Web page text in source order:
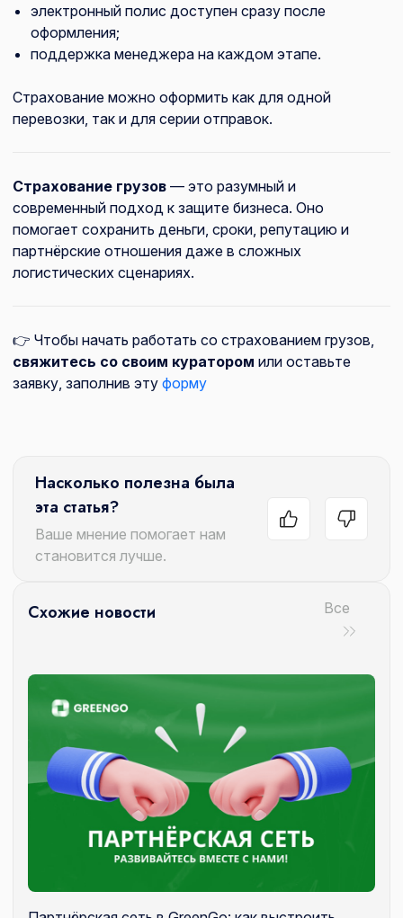
электронный полис доступен сразу после
оформления;
поддержка менеджера на каждом этапе.
Страхование можно оформить как для одной
перевозки, так и для серии отправок.
Страхование грузов — это разумный и
современный подход к защите бизнеса. Оно
помогает сохранить деньги, сроки, репутацию и
партнёрские отношения даже в сложных
логистических сценариях.
👉 Чтобы начать работать со страхованием грузов,
свяжитесь со своим куратором или оставьте
заявку, заполнив эту форму
Насколько полезна была
эта статья?
Ваше мнение помогает нам
становится лучше.
Схожие новости Все